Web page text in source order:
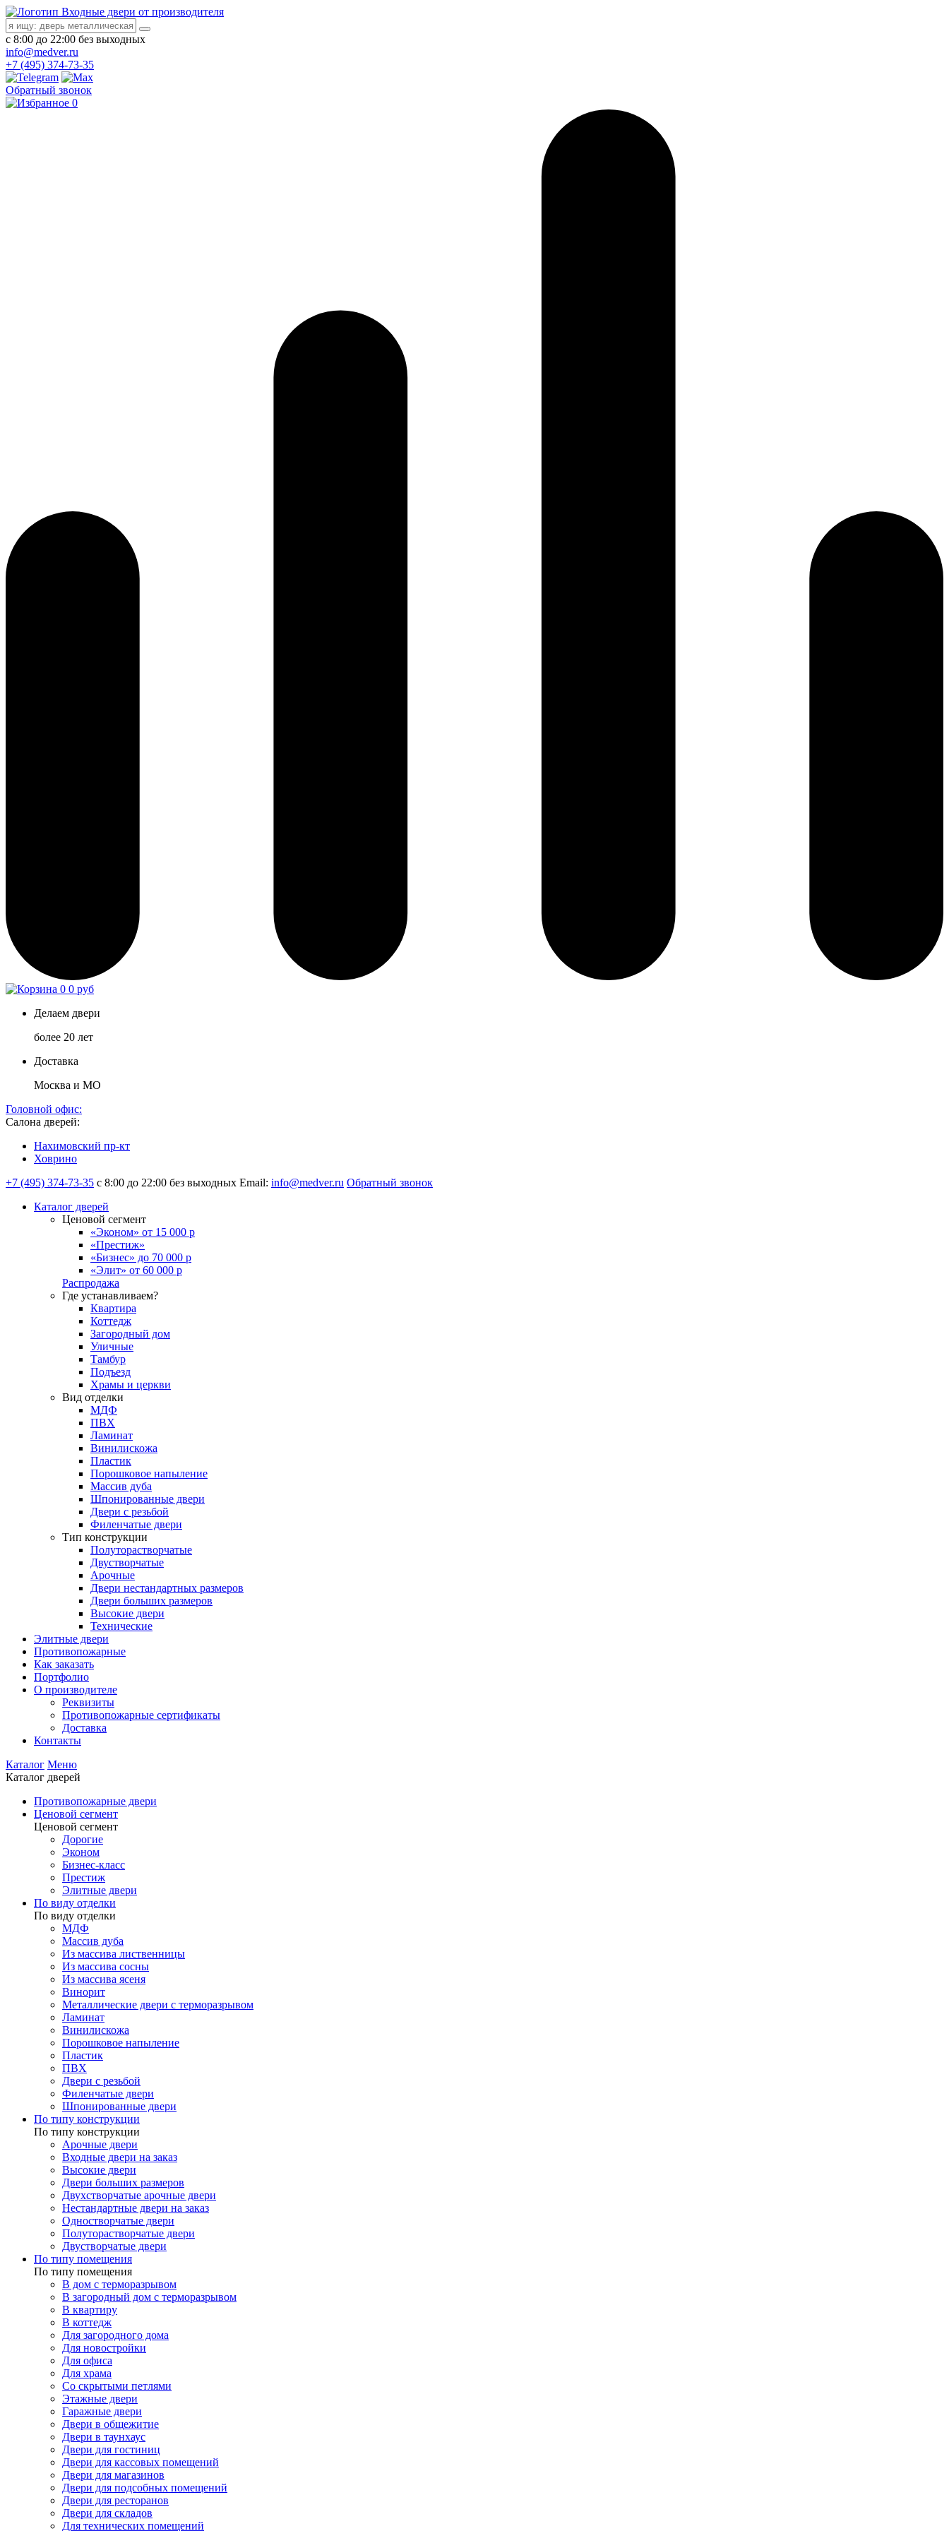
Входные двери от производителя
с 8:00 до 22:00 без выходных
info@medver.ru
+7 (495) 374-73-35
Обратный звонок
0
0 0 руб
Делаем двери
более 20 лет
Доставка
Москва и МО
Головной офис:
Салона дверей:
Нахимовский пр-кт
Ховрино
+7 (495) 374-73-35 с 8:00 до 22:00 без выходных Email: info@medver.ru Обратный звонок
Каталог дверей
Ценовой сегмент
«Эконом» от 15 000 р
«Престиж»
«Бизнес» до 70 000 р
«Элит» от 60 000 р
Распродажа
Где устанавливаем?
Квартира
Коттедж
Загородный дом
Уличные
Тамбур
Подъезд
Храмы и церкви
Вид отделки
МДФ
ПВХ
Ламинат
Винилискожа
Пластик
Порошковое напыление
Массив дуба
Шпонированные двери
Двери с резьбой
Филенчатые двери
Тип конструкции
Полуторастворчатые
Двустворчатые
Арочные
Двери нестандартных размеров
Двери больших размеров
Высокие двери
Технические
Элитные двери
Противопожарные
Как заказать
Портфолио
О производителе
Реквизиты
Противопожарные сертификаты
Доставка
Контакты
Каталог Меню
Каталог дверей
Противопожарные двери
Ценовой сегмент
Ценовой сегмент
Дорогие
Эконом
Бизнес-класс
Престиж
Элитные двери
По виду отделки
По виду отделки
МДФ
Массив дуба
Из массива лиственницы
Из массива сосны
Из массива ясеня
Винорит
Металлические двери с терморазрывом
Ламинат
Винилискожа
Порошковое напыление
Пластик
ПВХ
Двери с резьбой
Филенчатые двери
Шпонированные двери
По типу конструкции
По типу конструкции
Арочные двери
Входные двери на заказ
Высокие двери
Двери больших размеров
Двухстворчатые арочные двери
Нестандартные двери на заказ
Одностворчатые двери
Полуторастворчатые двери
Двустворчатые двери
По типу помещения
По типу помещения
В дом с терморазрывом
В загородный дом с терморазрывом
В квартиру
В коттедж
Для загородного дома
Для новостройки
Для офиса
Для храма
Со скрытыми петлями
Этажные двери
Гаражные двери
Двери в общежитие
Двери в таунхаус
Двери для гостиниц
Двери для кассовых помещений
Двери для магазинов
Двери для подсобных помещений
Двери для ресторанов
Двери для складов
Для технических помещений